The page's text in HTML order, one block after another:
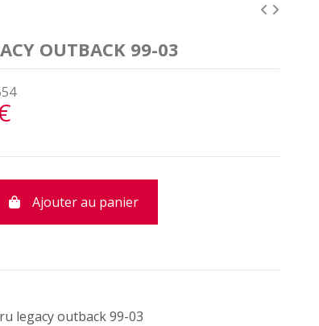
OUTBACK 99-03
Ajouter au panier
legacy outback 99-03